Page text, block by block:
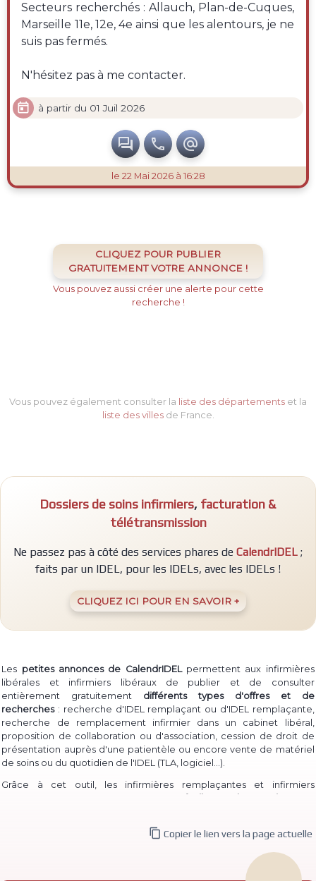
Secteurs recherchés : Allauch, Plan-de-Cuques,
Marseille 11e, 12e, 4e ainsi que les alentours, je ne
suis pas fermés.
N'hésitez pas à me contacter.
 à partir du 01 Juil 2026
  
le 22 Mai 2026 à 16:28
CLIQUEZ POUR PUBLIER
GRATUITEMENT VOTRE ANNONCE !
Vous pouvez aussi créer une alerte pour cette
recherche !
Vous pouvez également consulter la liste des départements et la
liste des villesde France.
Dossiers de soins infirmiers, facturation &
télétransmission
Ne passez pas à côté des services phares de CalendrIDEL ;
faits par un IDEL, pour les IDELs, avec les IDELs !
CLIQUEZ ICI POUR EN SAVOIR +
Les petites annonces de CalendrIDELpermettent aux infirmières
libérales et infirmiers libéraux de publier et de consulter
entièrement gratuitement différents types d'offres et de
recherches: recherche d'IDEL remplaçant ou d'IDEL remplaçante,
recherche de remplacement infirmier dans un cabinet libéral,
proposition de collaboration ou d'association, cession de droit de
présentation auprès d'une patientèle ou encore vente de matériel
de soins ou du quotidien de l'IDEL (TLA, logiciel...)
Grâce à cet outil, les infirmières remplaçantes et infirmiers
consulter les annonces de recherche
remplaçante et d'infirmier libéral remplaçant déjà publiées.
De même, des infirmières ou infirmiers titulaires peuvent aisément
recherche de collaborateur ou de collaboratrice
, ou
 Copier le lien vers la page actuelle